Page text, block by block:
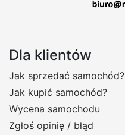
Dla klientów
Jak sprzedać samochód?
Jak kupić samochód?
Wycena samochodu
Zgłoś opinię / błąd